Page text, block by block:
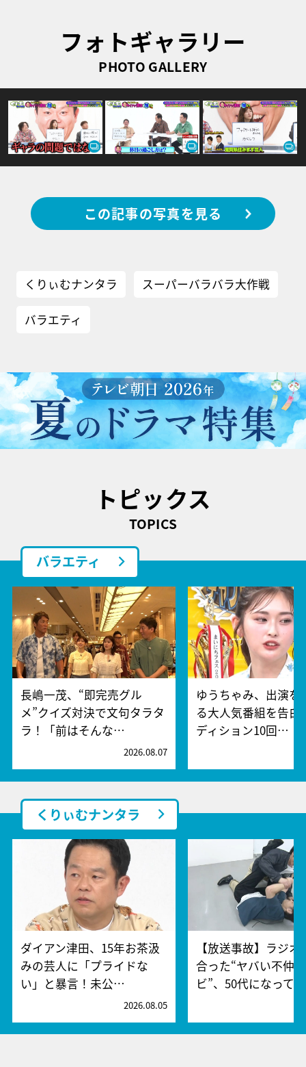
フォトギャラリー
PHOTO GALLERY
この記事の写真を見る
くりぃむナンタラ スーパーバラバラ大作戦
バラエティ
トピックス
TOPICS
バラエティ
長嶋一茂、“即完売グル
メ”クイズ対決で文句タラタ
ラ！「前はそんな…
2026.08.07
ゆうちゃみ、出演を
る大人気番組を告白
ディション10回…
くりぃむナンタラ
ダイアン津田、15年お茶汲
みの芸人に「プライドな
い」と暴言！未公…
2026.08.05
【放送事故】ラジオ
合った“ヤバい不仲
ビ”、50代になって…